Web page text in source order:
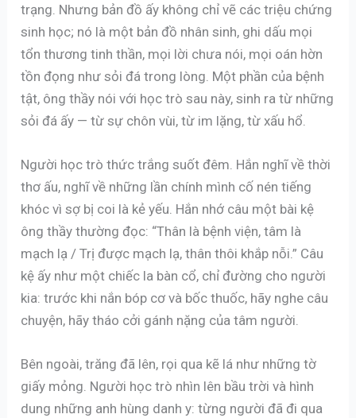
trạng. Nhưng bản đồ ấy không chỉ vẽ các triệu chứng
sinh học; nó là một bản đồ nhân sinh, ghi dấu mọi
tổn thương tinh thần, mọi lời chưa nói, mọi oán hờn
tồn đọng như sỏi đá trong lòng. Một phần của bệnh
tật, ông thầy nói với học trò sau này, sinh ra từ những
sỏi đá ấy — từ sự chôn vùi, từ im lặng, từ xấu hổ.
Người học trò thức trắng suốt đêm. Hắn nghĩ về thời
thơ ấu, nghĩ về những lần chính mình cố nén tiếng
khóc vì sợ bị coi là kẻ yếu. Hắn nhớ câu một bài kệ
ông thầy thường đọc: “Thân là bệnh viện, tâm là
mạch lạ / Trị được mạch lạ, thân thôi khắp nỗi.” Câu
kệ ấy như một chiếc la bàn cổ, chỉ đường cho người
kia: trước khi nắn bóp cơ và bốc thuốc, hãy nghe câu
chuyện, hãy tháo cởi gánh nặng của tâm người.
Bên ngoài, trăng đã lên, rọi qua kẽ lá như những tờ
giấy mỏng. Người học trò nhìn lên bầu trời và hình
dung những anh hùng danh y: từng người đã đi qua